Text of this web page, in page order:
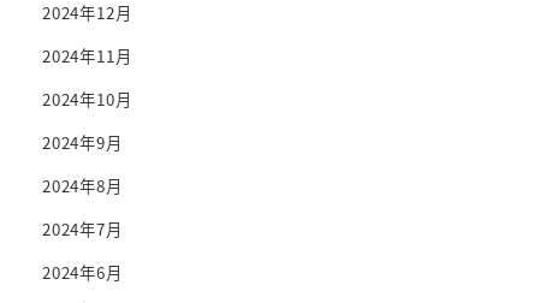
2024年12月
2024年11月
2024年10月
2024年9月
2024年8月
2024年7月
2024年6月